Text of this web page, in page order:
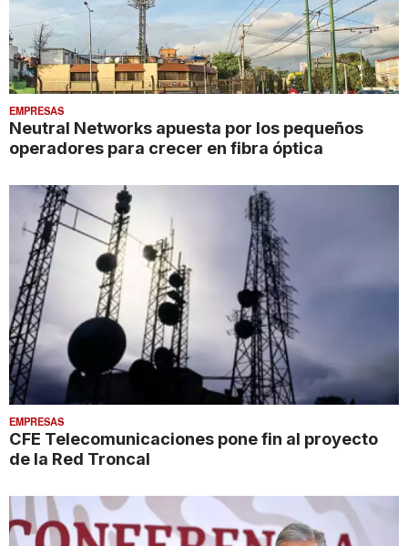
EMPRESAS
Neutral Networks apuesta por los pequeños
operadores para crecer en fibra óptica
EMPRESAS
CFE Telecomunicaciones pone fin al proyecto
de la Red Troncal